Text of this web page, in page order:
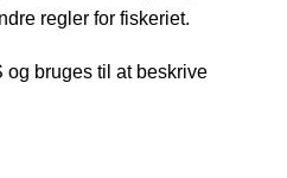
regler for fiskeriet.
og bruges til at beskrive